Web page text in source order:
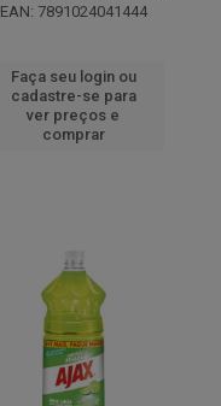
EAN: 7891024041444
Faça seu login ou
cadastre-se para
ver preços e
comprar